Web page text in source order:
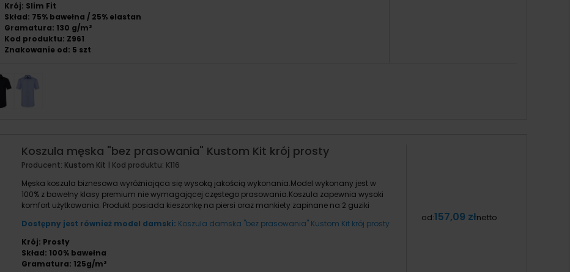
Krój: Slim Fit
Skład: 75% bawełna / 25% elastan
Gramatura: 130 g/m²
Kod produktu: Z961
Znakowanie od: 5 szt
Koszula męska "bez prasowania" Kustom Kit krój prosty
Producent: Kustom Kit | Kod produktu: K116
Męska koszula biznesowa wyróżniająca się wysoką jakością wykonania.Model wykonany jest w
100% z bawełny klasy premium nie wymagającej częstego prasowania.Koszula zapewnia wysoki
komfort użytkowania. Produkt posiada kieszonkę na piersi oraz mankiety zapinane na 2 guziki
Dostępny jest również model damski: Koszula damska "bez prasowania" Kustom Kit krój prosty
Krój: Prosty
Skład: 100% bawełna
Gramatura: 125g/m²
od:157,09 złnetto